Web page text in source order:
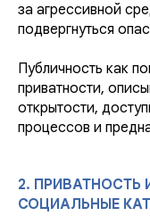
за агрессивной
подвергнуться
Публичность как
приватности,
открытости,
процессов и
2. ПРИВАТНОСТЬ
СОЦИАЛЬНЫЕ